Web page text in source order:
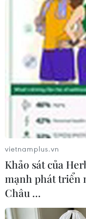
#Stephen Harper
#Hợp tác quốc phòng
Pháp
Theo dõi VietnamPlus
TIN LIÊN QUAN
vietnamplus.vn
Khảo sát của
mạnh phát triển
Châu …